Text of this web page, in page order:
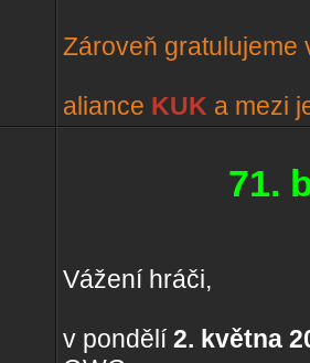
Zároveň gratulujeme
aliance KUK a mezi
71.
Vážení hráči,
v pondělí 2. května